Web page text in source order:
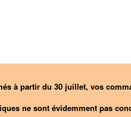
à partir du 30 juillet, vos
ne sont évidemment pas